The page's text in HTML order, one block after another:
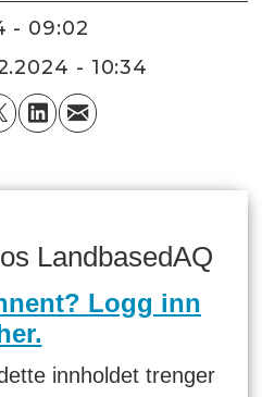
- 09:02
- 10:34
LandbasedAQ
Logg inn
innholdet trenger